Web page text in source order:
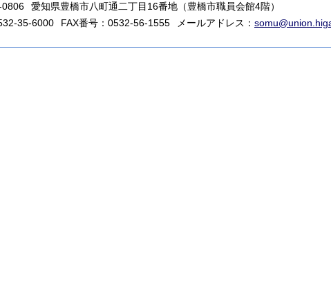
0806
愛知県豊橋市八町通二丁目16番地（豊橋市職員会館4階）
35-6000
FAX番号：0532-56-1555 メールアドレス：